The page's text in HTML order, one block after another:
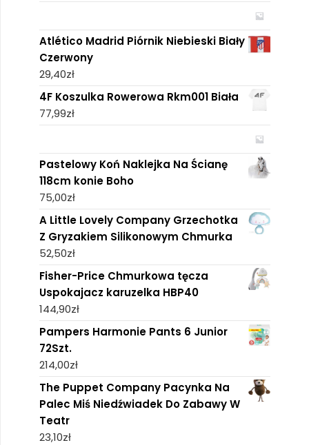
Atlético Madrid Piórnik Niebieski Biały
Czerwony
29,40zł
4F Koszulka Rowerowa Rkm001 Biała
77,99zł
Pastelowy Koń Naklejka Na Ścianę
118cm konie Boho
75,00zł
A Little Lovely Company Grzechotka
Z Gryzakiem Silikonowym Chmurka
52,50zł
Fisher-Price Chmurkowa tęcza
Uspokajacz karuzelka HBP40
144,90zł
Pampers Harmonie Pants 6 Junior
72Szt.
214,00zł
The Puppet Company Pacynka Na
Palec Miś Niedźwiadek Do Zabawy W
Teatr
23,10zł